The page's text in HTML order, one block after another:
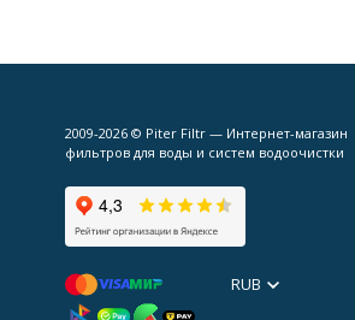
2009-2026 © Piter Filtr — Интернет-магазин
фильтров для воды и систем водоочистки
RUB